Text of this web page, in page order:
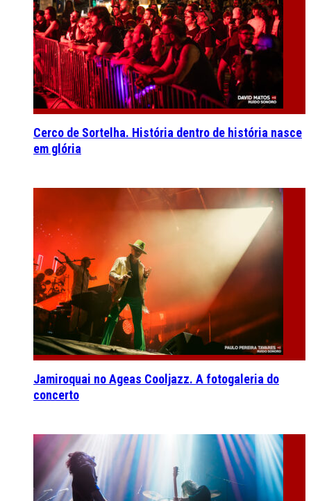
Cerco de Sortelha. História dentro de história nasce
em glória
Jamiroquai no Ageas Cooljazz. A fotogaleria do
concerto